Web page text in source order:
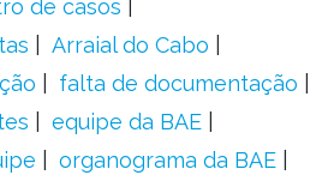
de casos
Arraial do Cabo
falta de documentação
equipe da BAE
organograma da BAE